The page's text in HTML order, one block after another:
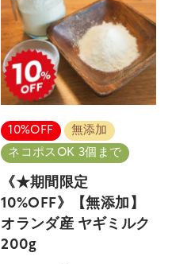
10%OFF
無添加
ネコポスOK 3個まで
《★期間限定
10%OFF》【無添加】
オランダ産 ヤギミルク
200g